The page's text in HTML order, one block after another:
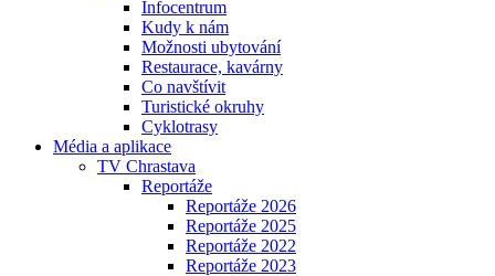
Infocentrum
Kudy k nám
Možnosti ubytování
Restaurace, kavárny
Co navštívit
Turistické okruhy
Cyklotrasy
Média a aplikace
TV Chrastava
Reportáže
Reportáže 2026
Reportáže 2025
Reportáže 2022
Reportáže 2023